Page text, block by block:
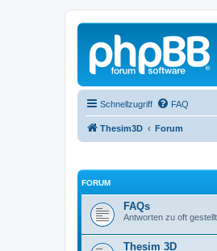
Schnellzugriff FAQ
Thesim3D Forum
FORUM
FAQs
Antworten zu oft
Thesim 3D